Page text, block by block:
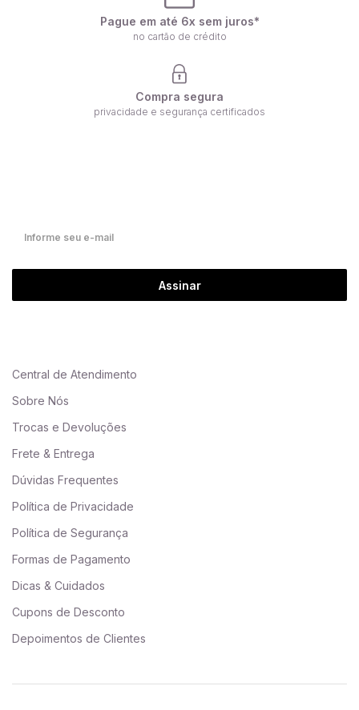
Pague em até 6x sem juros*
no cartão de crédito
Compra segura
privacidade e segurança certificados
Assinar
Central de Atendimento
Sobre Nós
Trocas e Devoluções
Frete & Entrega
Dúvidas Frequentes
Política de Privacidade
Política de Segurança
Formas de Pagamento
Dicas & Cuidados
Cupons de Desconto
Depoimentos de Clientes